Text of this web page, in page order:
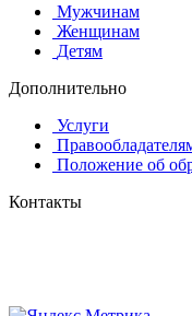
Мужчинам
Женщинам
Детям
Дополнительно
Услуги
Положение об
Контакты